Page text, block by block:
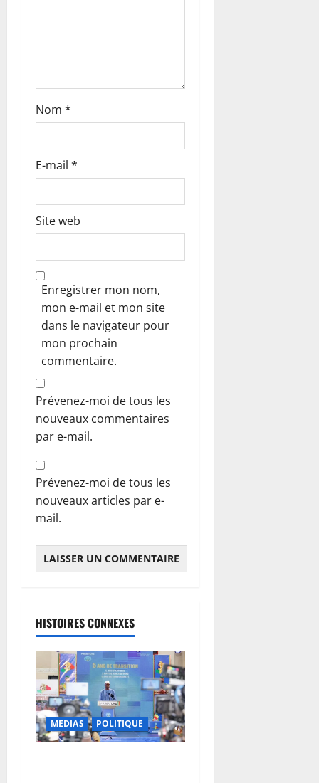
e
Nom *
E-mail *
Site web
Enregistrer mon nom,
mon e-mail et mon site
dans le navigateur pour
mon prochain
commentaire.
Prévenez-moi de tous les
nouveaux commentaires
par e-mail.
Prévenez-moi de tous les
nouveaux articles par e-
mail.
HISTOIRES CONNEXES
MEDIAS POLITIQUE